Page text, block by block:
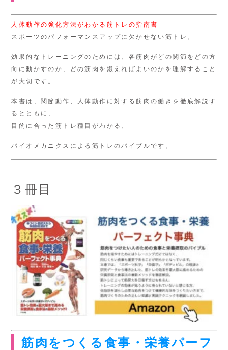
人体動作の強化方法がわかる筋トレの指南書
スポーツのパフォーマンスアップに欠かせない筋トレ。
効果的なトレーニングのためには、各筋肉がどの関節をどの方
向に動かすのか、どの筋肉を鍛えればよいのかを理解すること
が大切です。
本書は、関節動作、人体動作に対する筋肉の働きを徹底解説す
るとともに、
目的に合った筋トレ種目がわかる、
バイオメカニクスによる筋トレのバイブルです。
３冊目
筋肉をつくる食事・栄養パーフ